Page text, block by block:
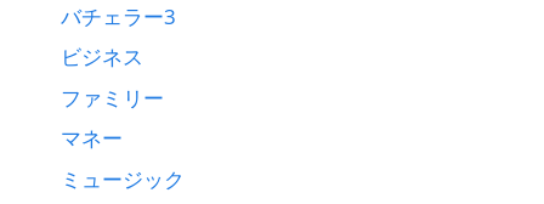
バチェラー3
ビジネス
ファミリー
マネー
ミュージック